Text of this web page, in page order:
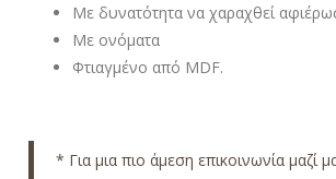
Με δυνατότητα να χαραχθεί
Με ονόματα
Φτιαγμένο από MDF.
* Για μια πιο άμεση επικοινωνία μαζί